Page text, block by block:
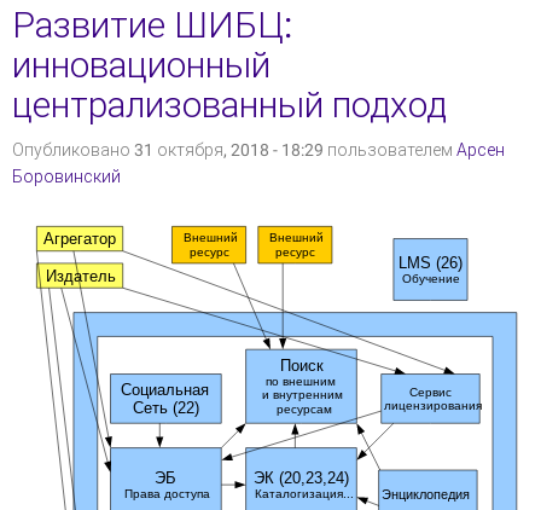
Развитие ШИБЦ:
инновационный
централизованный подход
Опубликовано 31 октября, 2018 - 18:29 пользователем Арсен
Боровинский